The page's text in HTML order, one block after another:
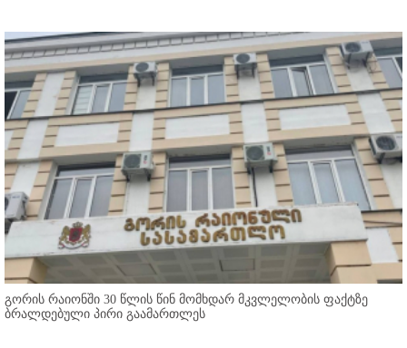
გორის რაიონში 30 წლის წინ მომხდარ მკვლელობის ფაქტზე
ბრალდებული პირი გაამართლეს